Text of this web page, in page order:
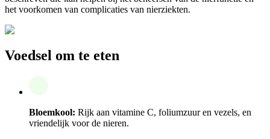
het voorkomen van complicaties van nierziekten.
Voedsel om te eten
Bloemkool: Rijk aan vitamine C, foliumzuur en vezels, en
vriendelijk voor de nieren.